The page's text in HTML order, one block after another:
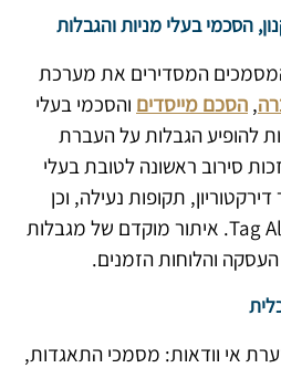
הסכמי בעלי מניות והגבלות
המסדירים את מערכת
, הסכם מייסדים והסכמי בעלי
להופיע הגבלות על העברת
סירוב ראשונה לטובת בעלי
תקופות נעילה, וכן
מנגנוני Drag Along ו-Tag Along. איתור מוקדם של מגבלות
והלוחות הזמנים.
אי וודאות: מסמכי התאגדות,